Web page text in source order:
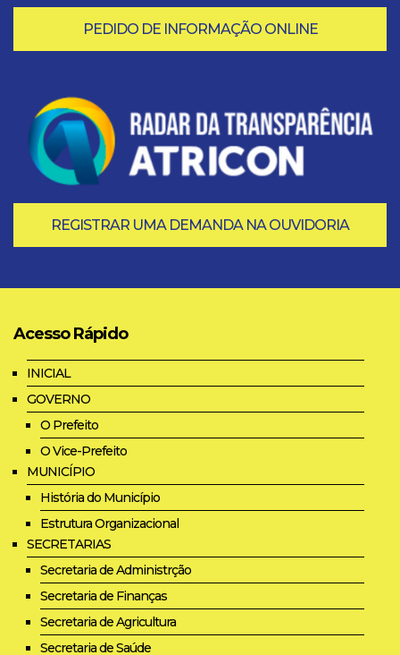
PEDIDO DE INFORMAÇÃO ONLINE
REGISTRAR UMA DEMANDA NA OUVIDORIA
Acesso Rápido
INICIAL
GOVERNO
O Prefeito
O Vice-Prefeito
MUNICÍPIO
História do Município
Estrutura Organizacional
SECRETARIAS
Secretaria de Administrção
Secretaria de Finanças
Secretaria de Agricultura
Secretaria de Saúde